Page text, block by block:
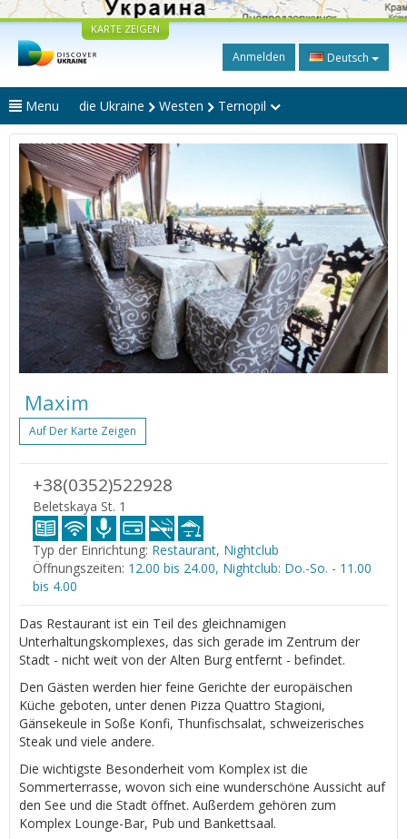
KARTE ZEIGEN
Anmelden Deutsch
Menu die Ukraine Westen Ternopil
Maxim
Auf Der Karte Zeigen
+38(0352)522928
Beletskaya St. 1
Typ der Einrichtung: Restaurant, Nightclub
Öffnungszeiten: 12.00 bis 24.00, Nightclub: Do.-So. - 11.00
bis 4.00
Das Restaurant ist ein Teil des gleichnamigen
Unterhaltungskomplexes, das sich gerade im Zentrum der
Stadt - nicht weit von der Alten Burg entfernt - befindet.
Den Gästen werden hier feine Gerichte der europäischen
Küche geboten, unter denen Pizza Quattro Stagioni,
Gänsekeule in Soße Konfi, Thunfischsalat, schweizerisches
Steak und viele andere.
Die wichtigste Besonderheit vom Komplex ist die
Sommerterrasse, wovon sich eine wunderschöne Aussicht auf
den See und die Stadt öffnet. Außerdem gehören zum
Komplex Lounge-Bar, Pub und Bankettsaal.